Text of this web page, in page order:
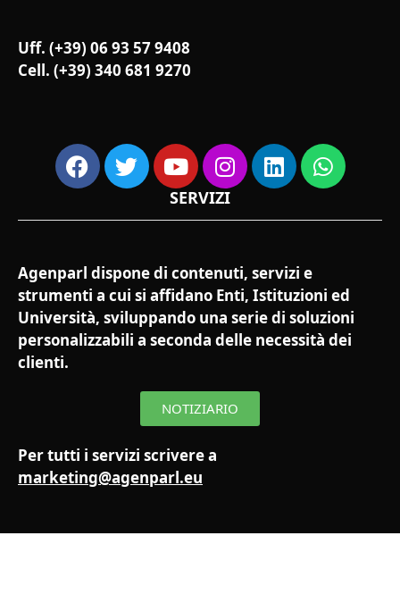
Uff. (+39) 06 93 57 9408
Cell. (+39) 340 681 9270
SERVIZI
Agenparl dispone di contenuti, servizi e
strumenti a cui si affidano Enti, Istituzioni ed
Università, sviluppando una serie di soluzioni
personalizzabili a seconda delle necessità dei
clienti.
NOTIZIARIO
Per tutti i servizi scrivere a
marketing@agenparl.eu